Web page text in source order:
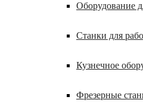
Оборудование
Станки для
Кузнечное
Фрезерные